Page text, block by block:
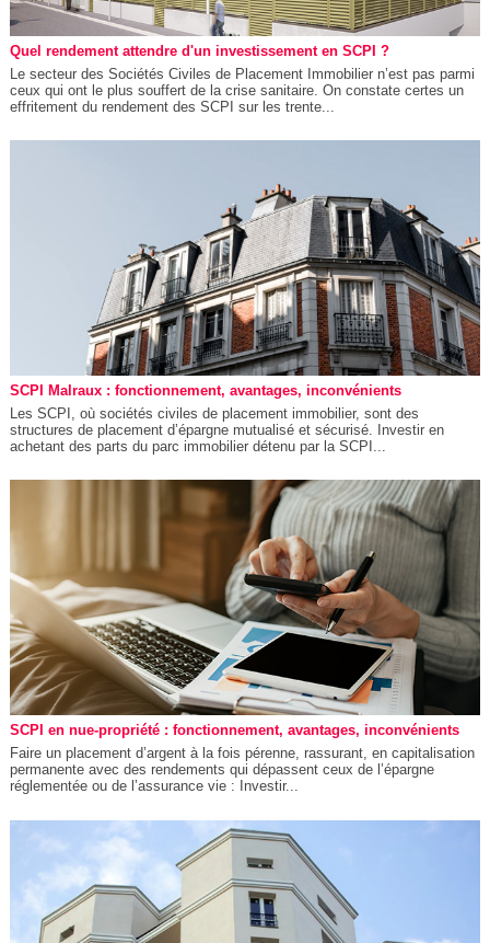
Quel rendement attendre d'un investissement en SCPI ?
Le secteur des Sociétés Civiles de Placement Immobilier n’est pas parmi
ceux qui ont le plus souffert de la crise sanitaire. On constate certes un
effritement du rendement des SCPI sur les trente...
SCPI Malraux : fonctionnement, avantages, inconvénients
Les SCPI, où sociétés civiles de placement immobilier, sont des
structures de placement d’épargne mutualisé et sécurisé. Investir en
achetant des parts du parc immobilier détenu par la SCPI...
SCPI en nue-propriété : fonctionnement, avantages, inconvénients
Faire un placement d’argent à la fois pérenne, rassurant, en capitalisation
permanente avec des rendements qui dépassent ceux de l’épargne
réglementée ou de l’assurance vie : Investir...